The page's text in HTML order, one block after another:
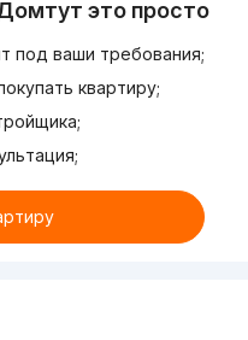
это просто
под ваши требования;
квартиру;